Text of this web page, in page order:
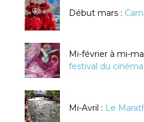
Début mars :
Mi-février à mi-
festival du
Mi-Avril : Le